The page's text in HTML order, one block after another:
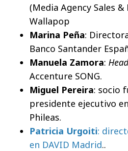
(Media Agency Sales
Wallapop
Marina Peña:
Banco Santander
Manuela Zamora:
Accenture SONG.
Miguel Pereira: socio
presidente ejecutivo
Phileas.
Patricia Urgoiti:
en DAVID Madrid..